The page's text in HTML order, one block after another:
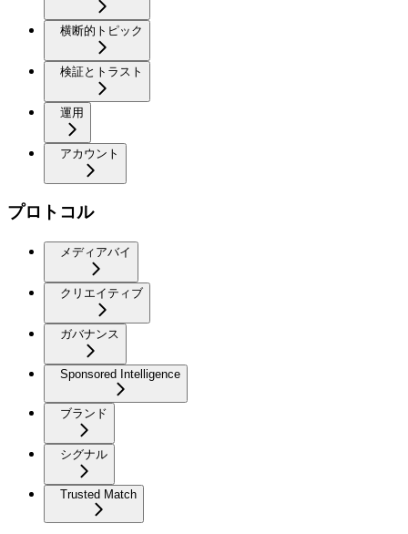
横断的トピック
検証とトラスト
運用
アカウント
プロトコル
メディアバイ
クリエイティブ
ガバナンス
Sponsored Intelligence
ブランド
シグナル
Trusted Match